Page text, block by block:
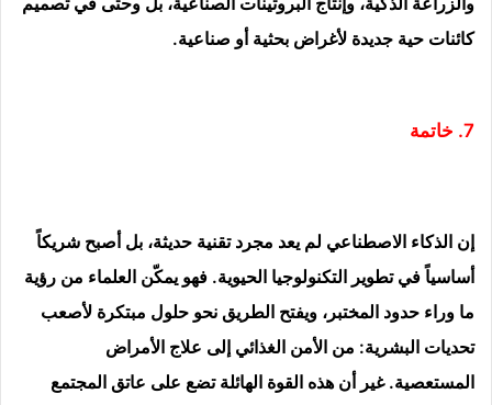
كائنات حية جديدة لأغراض بحثية أو صناعية.
7. خاتمة
إن الذكاء الاصطناعي لم يعد مجرد تقنية حديثة، بل أصبح شريكاً
أساسياً في تطوير التكنولوجيا الحيوية. فهو يمكّن العلماء من رؤية
ما وراء حدود المختبر، ويفتح الطريق نحو حلول مبتكرة لأصعب
تحديات البشرية: من الأمن الغذائي إلى علاج الأمراض
المستعصية. غير أن هذه القوة الهائلة تضع على عاتق المجتمع